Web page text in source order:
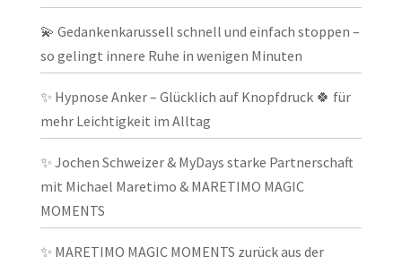
💫 Gedankenkarussell schnell und einfach stoppen –
so gelingt innere Ruhe in wenigen Minuten
✨ Hypnose Anker – Glücklich auf Knopfdruck 🍀 für
mehr Leichtigkeit im Alltag
✨ Jochen Schweizer & MyDays starke Partnerschaft
mit Michael Maretimo & MARETIMO MAGIC
MOMENTS
✨ MARETIMO MAGIC MOMENTS zurück aus der